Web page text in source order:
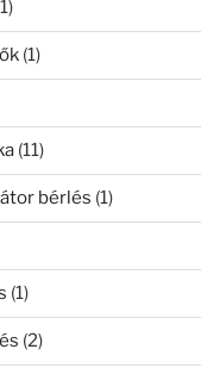
(1)
(11)
bérlés (1)
(1)
(2)